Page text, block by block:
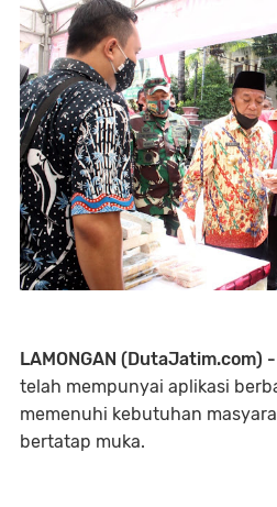
LAMONGAN (DutaJatim.com) -
telah mempunyai aplikasi
memenuhi kebutuhan
bertatap muka.